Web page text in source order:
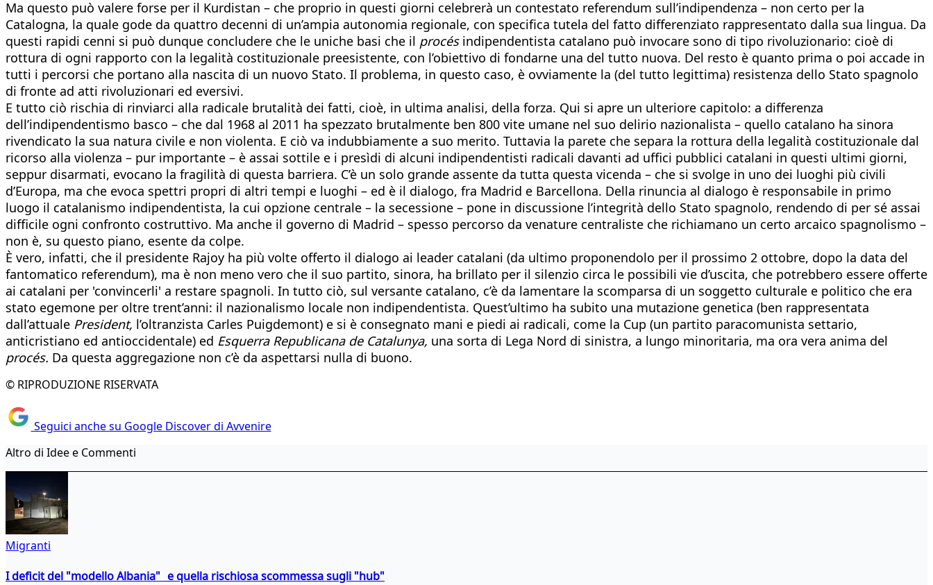
Ma questo può valere forse per il Kurdistan – che proprio in questi giorni celebrerà un contestato referendum sull’indipendenza – non certo per la
Catalogna, la quale gode da quattro decenni di un’ampia autonomia regionale, con specifica tutela del fatto differenziato rappresentato dalla sua lingua. Da
questi rapidi cenni si può dunque concludere che le uniche basi che il procésindipendentista catalano può invocare sono di tipo rivoluzionario: cioè di
rottura di ogni rapporto con la legalità costituzionale preesistente, con l’obiettivo di fondarne una del tutto nuova. Del resto è quanto prima o poi accade in
tutti i percorsi che portano alla nascita di un nuovo Stato. Il problema, in questo caso, è ovviamente la (del tutto legittima) resistenza dello Stato spagnolo
di fronte ad atti rivoluzionari ed eversivi.
E tutto ciò rischia di rinviarci alla radicale brutalità dei fatti, cioè, in ultima analisi, della forza. Qui si apre un ulteriore capitolo: a differenza
dell’indipendentismo basco – che dal 1968 al 2011 ha spezzato brutalmente ben 800 vite umane nel suo delirio nazionalista – quello catalano ha sinora
rivendicato la sua natura civile e non violenta. E ciò va indubbiamente a suo merito. Tuttavia la parete che separa la rottura della legalità costituzionale dal
ricorso alla violenza – pur importante – è assai sottile e i presìdi di alcuni indipendentisti radicali davanti ad uffici pubblici catalani in questi ultimi giorni,
seppur disarmati, evocano la fragilità di questa barriera. C’è un solo grande assente da tutta questa vicenda – che si svolge in uno dei luoghi più civili
d’Europa, ma che evoca spettri propri di altri tempi e luoghi – ed è il dialogo, fra Madrid e Barcellona. Della rinuncia al dialogo è responsabile in primo
luogo il catalanismo indipendentista, la cui opzione centrale – la secessione – pone in discussione l’integrità dello Stato spagnolo, rendendo di per sé assai
difficile ogni confronto costruttivo. Ma anche il governo di Madrid – spesso percorso da venature centraliste che richiamano un certo arcaico spagnolismo –
non è, su questo piano, esente da colpe.
È vero, infatti, che il presidente Rajoy ha più volte offerto il dialogo ai leader catalani (da ultimo proponendolo per il prossimo 2 ottobre, dopo la data del
fantomatico referendum), ma è non meno vero che il suo partito, sinora, ha brillato per il silenzio circa le possibili vie d’uscita, che potrebbero essere offerte
ai catalani per 'convincerli' a restare spagnoli. In tutto ciò, sul versante catalano, c’è da lamentare la scomparsa di un soggetto culturale e politico che era
stato egemone per oltre trent’anni: il nazionalismo locale non indipendentista. Quest’ultimo ha subito una mutazione genetica (ben rappresentata
dall’attuale President, l’oltranzista Carles Puigdemont) e si è consegnato mani e piedi ai radicali, come la Cup (un partito paracomunista settario,
anticristiano ed antioccidentale) ed Esquerra Republicana de Catalunya, una sorta di Lega Nord di sinistra, a lungo minoritaria, ma ora vera anima del
procés. Da questa aggregazione non c’è da aspettarsi nulla di buono.
© RIPRODUZIONE RISERVATA
Seguici anche su Google Discover di Avvenire
Altro di Idee e Commenti
Migranti
I deficit del "modello Albania" e quella rischiosa scommessa sugli "hub"